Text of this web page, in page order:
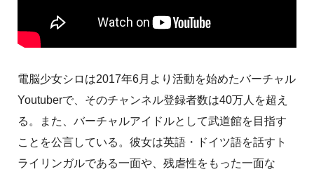
電脳少女シロは2017年6月より活動を始めたバーチャル
Youtuberで、そのチャンネル登録者数は40万人を超え
る。また、バーチャルアイドルとして武道館を目指す
ことを公言している。彼女は英語・ドイツ語を話すト
ライリンガルである一面や、残虐性をもった一面な